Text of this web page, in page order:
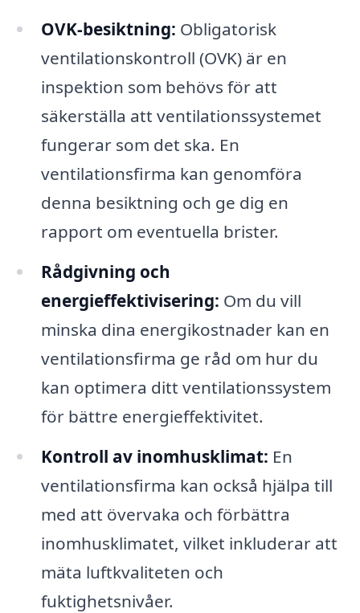
OVK-besiktning: Obligatorisk
ventilationskontroll (OVK) är en
inspektion som behövs för att
säkerställa att ventilationssystemet
fungerar som det ska. En
ventilationsfirma kan genomföra
denna besiktning och ge dig en
rapport om eventuella brister.
Rådgivning och
energieffektivisering: Om du vill
minska dina energikostnader kan en
ventilationsfirma ge råd om hur du
kan optimera ditt ventilationssystem
för bättre energieffektivitet.
Kontroll av inomhusklimat: En
ventilationsfirma kan också hjälpa till
med att övervaka och förbättra
inomhusklimatet, vilket inkluderar att
mäta luftkvaliteten och
fuktighetsnivåer.